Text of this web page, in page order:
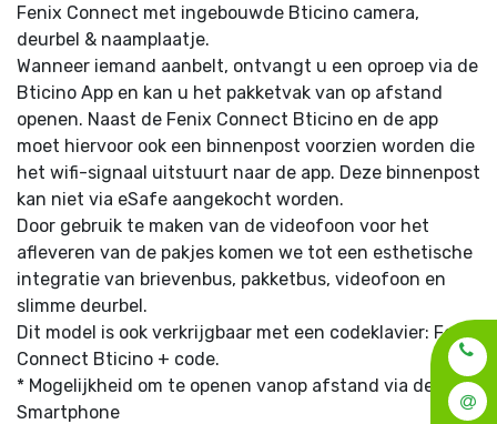
Fenix Connect met ingebouwde Bticino camera,
deurbel & naamplaatje.
Wanneer iemand aanbelt, ontvangt u een oproep via de
Bticino App en kan u het pakketvak van op afstand
openen. Naast de Fenix Connect Bticino en de app
moet hiervoor ook een binnenpost voorzien worden die
het wifi-signaal uitstuurt naar de app. Deze binnenpost
kan niet via eSafe aangekocht worden.
Door gebruik te maken van de videofoon voor het
afleveren van de pakjes komen we tot een esthetische
integratie van brievenbus, pakketbus, videofoon en
slimme deurbel.
Dit model is ook verkrijgbaar met een codeklavier: Fenix
Connect Bticino + code.
* Mogelijkheid om te openen vanop afstand via de
Smartphone